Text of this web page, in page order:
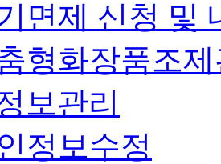
면제 신청 및
형화장품조
보관리
정보수정